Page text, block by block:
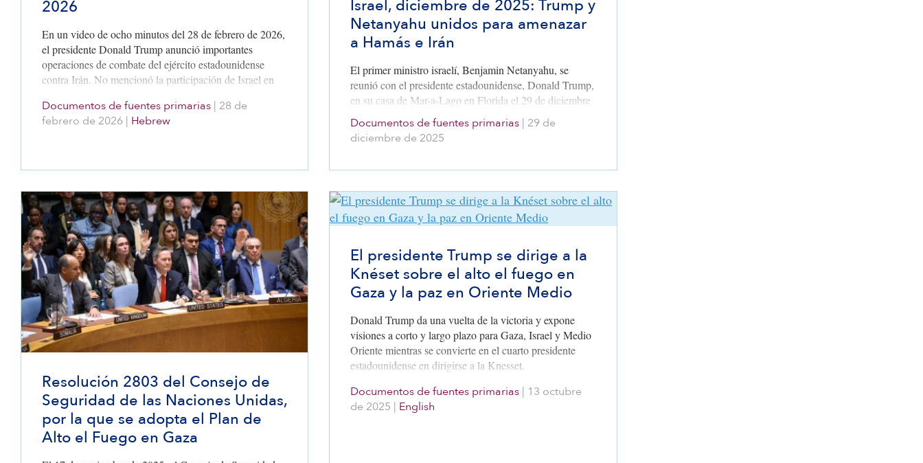
2026
En un video de ocho minutos del 28 de febrero de 2026,
el presidente Donald Trump anunció importantes
operaciones de combate del ejército estadounidense
contra Irán. No mencionó la participación de Israel en
Documentos de fuentes primarias | 28 de
febrero de 2026 | Hebrew
Israel, diciembre de 2025: Trump y
Netanyahu unidos para amenazar
a Hamás e Irán
El primer ministro israelí, Benjamin Netanyahu, se
reunió con el presidente estadounidense, Donald Trump,
en su casa de Mar-a-Lago en Florida el 29 de diciembre
de 2025, su quinta reunión estadounidense del año.
Documentos de fuentes primarias | 29 de
diciembre de 2025
Resolución 2803 del Consejo de
Seguridad de las Naciones Unidas,
por la que se adopta el Plan de
Alto el Fuego en Gaza
El presidente Trump se dirige a la
Knéset sobre el alto el fuego en
Gaza y la paz en Oriente Medio
Donald Trump da una vuelta de la victoria y expone
visiones a corto y largo plazo para Gaza, Israel y Medio
Oriente mientras se convierte en el cuarto presidente
estadounidense en dirigirse a la Knesset.
Documentos de fuentes primarias | 13 octubre
de 2025 | English